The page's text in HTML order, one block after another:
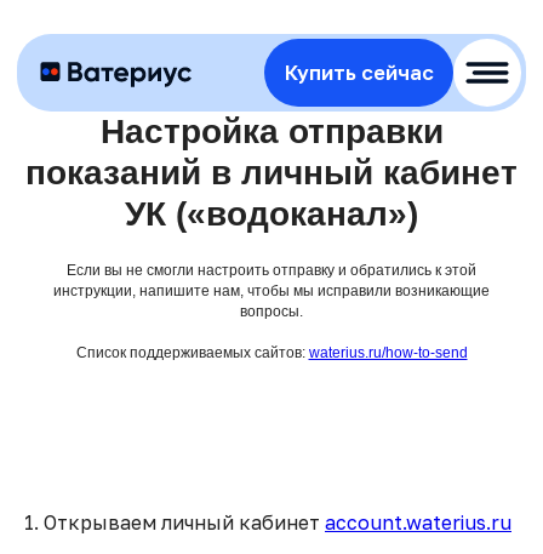
Купить сейчас
Настройка отправки
показаний в личный кабинет
УК («водоканал»)
Если вы не смогли настроить отправку и обратились к этой
инструкции, напишите нам, чтобы мы исправили возникающие
вопросы.
Список поддерживаемых сайтов: waterius.ru/how-to-send
1. Открываем личный кабинет account.waterius.ru